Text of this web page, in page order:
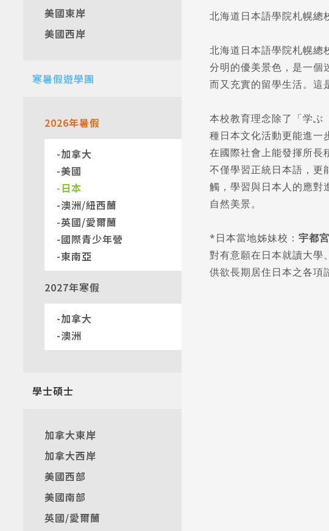
美國東岸
美國西岸
寒暑假遊學團
2026年暑假
加拿大
美國
日本
澳洲/紐西蘭
英國/愛爾蘭
國際青少年營
東南亞
2027年寒假
加拿大
澳洲
學士碩士
加拿大東岸
加拿大西岸
美國西部
美國南部
英國/愛爾蘭
北海道日本語學院札幌總
北海道日本語學院札幌總
分明的優美景色，是一個
而又充實的留學生活。這
本校教育理念除了「学ぶ
種日本文化活動更能進一
在國際社會上能發揮所長
不僅學習正統日本語，更
觸，學習與日本人的應對
自然美景。
*日本當地姊妹校： 宇都
對有意願在日本就讀大學
供欲長期居住日本之各項